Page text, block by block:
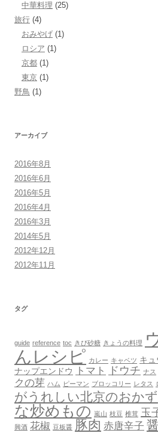
中華料理 (25)
旅行 (4)
おみやげ (1)
ロシア (1)
京都 (1)
東京 (1)
野鳥 (1)
アーカイブ
2016年8月
2016年6月
2016年5月
2016年4月
2016年3月
2014年5月
2012年12月
2012年11月
タグ
guide reference toc きび砂糖 きょうの料理
んレシピ カレー キャベツ キュ
ナップエンドウ
トマト ドウチ ナス
クの芽 ハム ピーマン ブロッコリー レタス
がうれしい北京のおかず
な炒めもの 嵐山 枝豆 椎茸 玉
興酒 花椒 豆板醤 豚肉 赤唐辛子